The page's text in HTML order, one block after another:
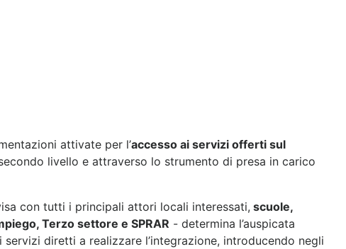
attivate per l’accesso ai servizi offerti sul
livello e attraverso lo strumento di presa in carico
con tutti i principali attori locali interessati, scuole,
Terzo settore e SPRAR - determina l’auspicata
diretti a realizzare l’integrazione, introducendo negli